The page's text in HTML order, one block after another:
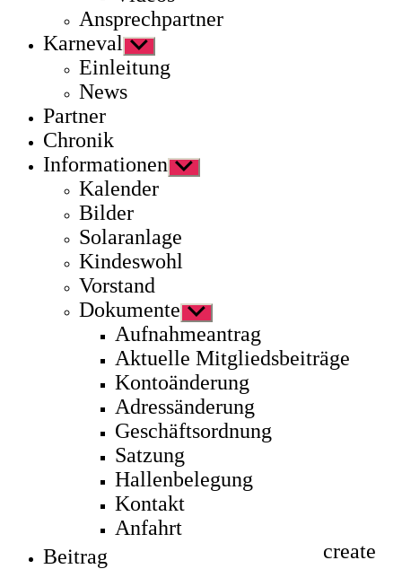
Ansprechpartner
Karneval
Untermenü
anzeigen
Einleitung
News
Partner
Chronik
Informationen Untermenü
anzeigen
Kalender
Bilder
Solaranlage
Kindeswohl
Vorstand
Dokumente Untermenü
anzeigen
Aufnahmeantrag
Aktuelle Mitgliedsbeiträge
Kontoänderung
Adressänderung
Geschäftsordnung
Satzung
Hallenbelegung
Kontakt
Anfahrt
Beitrag
create